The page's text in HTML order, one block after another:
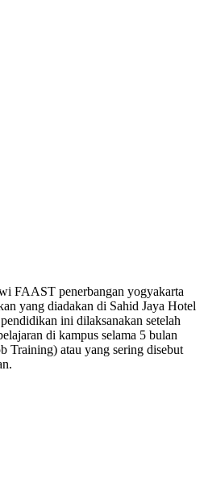
FAAST penerbangan yogyakarta
yang diadakan di Sahid Jaya Hotel
ini dilaksanakan setelah
di kampus selama 5 bulan
Training) atau yang sering disebut